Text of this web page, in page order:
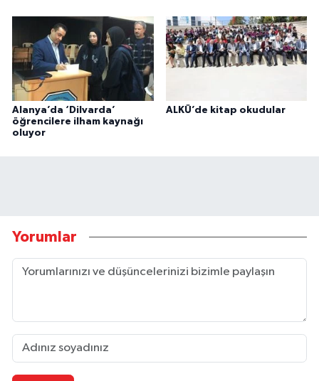
Alanya’da ‘Dilvarda’
öğrencilere ilham kaynağı
oluyor
ALKÜ’de kitap okudular
Yorumlar